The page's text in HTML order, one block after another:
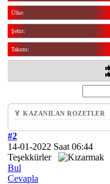
Ülke:
Şehir:
Takımı:
🏅 KAZANILAN ROZETLER
#2
14-01-2022 Saat 06:44
Teşekkürler
Bul
Cevapla